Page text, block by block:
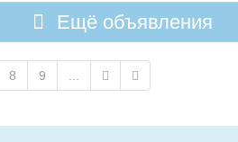
Ещё объявления
8 9